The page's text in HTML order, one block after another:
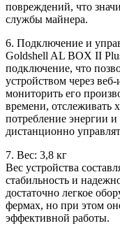
повреждений, что
службы майнера.
6. Подключение и
Goldshell AL BOX II
подключение, что
устройством через
мониторить его
времени, отслеживать
потребление энергии
дистанционно
7. Вес: 3,8 кг
Вес устройства
стабильность и
достаточно легкое
фермах, но при этом
эффективной работы.